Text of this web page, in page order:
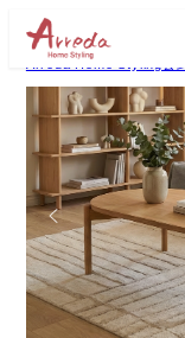
Arreda Home Styling公式